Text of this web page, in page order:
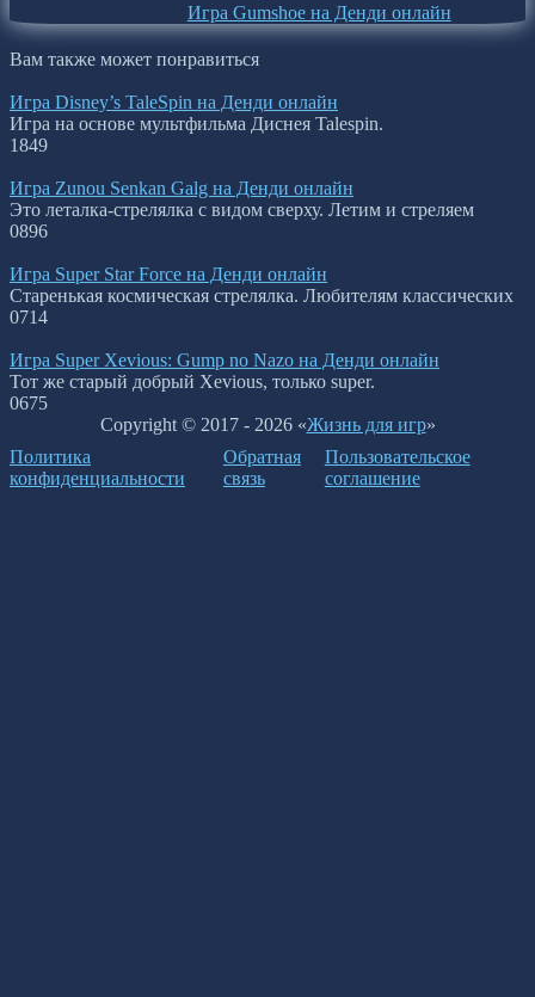
Игра Gumshoe на Денди онлайн
Вам также может понравиться
Игра Disney’s TaleSpin на Денди онлайн
Игра на основе мультфильма Диснея Talespin.
1849
Игра Zunou Senkan Galg на Денди онлайн
Это леталка-стрелялка с видом сверху. Летим и стреляем
0896
Игра Super Star Force на Денди онлайн
Старенькая космическая стрелялка. Любителям классических
0714
Игра Super Xevious: Gump no Nazo на Денди онлайн
Тот же старый добрый Xevious, только super.
0675
Copyright © 2017 - 2026 «Жизнь для игр»
Политика
конфиденциальности
Обратная
связь
Пользовательское
соглашение